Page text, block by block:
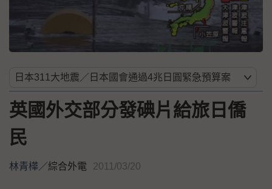
英國外交部分發碘片給旅日僑
民
林青樺／綜合外電 2011/03/20